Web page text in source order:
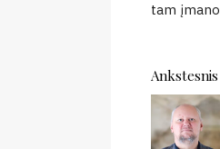
tam
Ankstesnis